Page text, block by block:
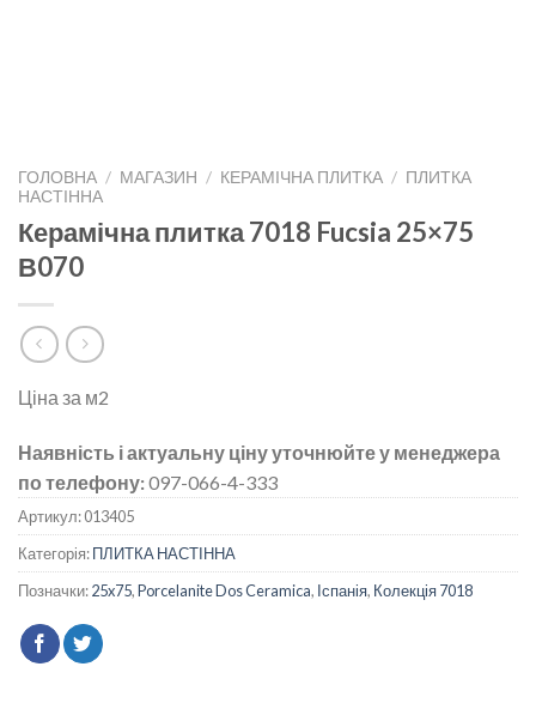
ГОЛОВНА / МАГАЗИН / КЕРАМІЧНА ПЛИТКА / ПЛИТКА
НАСТІННА
Керамічна плитка 7018 Fucsia 25×75
В070
Ціна за м2
Наявність і актуальну ціну уточнюйте у менеджера
по телефону:097-066-4-333
Артикул:013405
Категорія:ПЛИТКА НАСТІННА
Позначки:25x75,Porcelanite Dos Ceramica, Іспанія, Колекція 7018